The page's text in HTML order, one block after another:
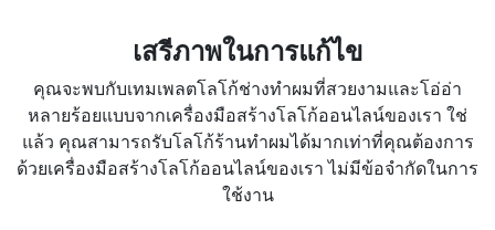
เสรีภาพในการแก้ไข
คุณจะพบกับเทมเพลตโลโก้ช่างทำผมที่สวยงามและโอ่อ่า
หลายร้อยแบบจากเครื่องมือสร้างโลโก้ออนไลน์ของเรา ใช่
แล้ว คุณสามารถรับโลโก้ร้านทำผมได้มากเท่าที่คุณต้องการ
ด้วยเครื่องมือสร้างโลโก้ออนไลน์ของเรา ไม่มีข้อจำกัดในการ
ใช้งาน